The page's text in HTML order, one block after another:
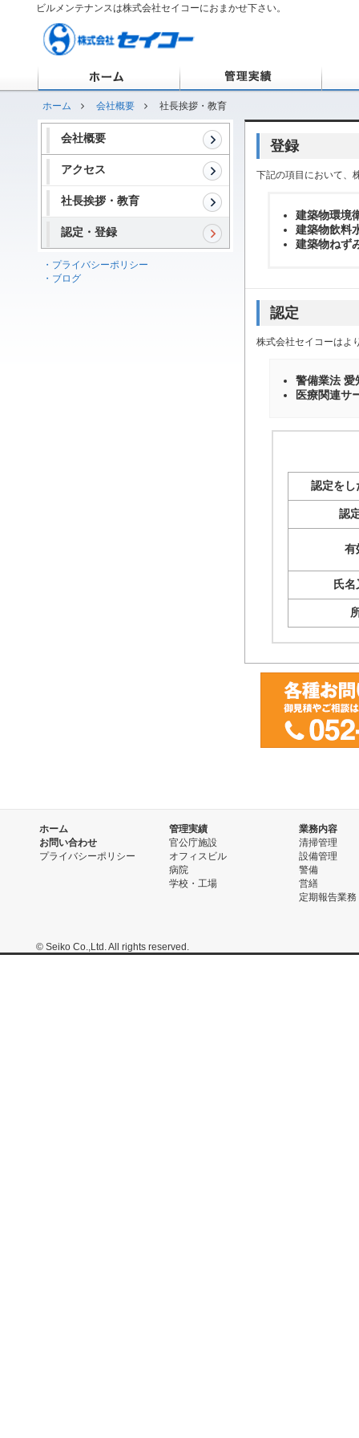
ビルメンテナンスは株式会社セイコーにおまかせ下さい。
ホーム 管理実績
ホーム 会社概要 社長挨拶・教育
会社概要
アクセス
社長挨拶・教育
認定・登録
・プライバシーポリシー
・ブログ
登録
下記の項目において、
建築物環境
建築物飲料
建築物ねず
認定
株式会社セイコーはよ
警備業法 愛
医療関連サ
認定をし
認
有
氏
ホーム
お問い合わせ
プライバシーポリシー
管理実績
官公庁施設
オフィスビル
病院
学校・工場
業務内容
清掃管理
設備管理
警備
営繕
定期報告業務
© Seiko Co.,Ltd. All rights reserved.